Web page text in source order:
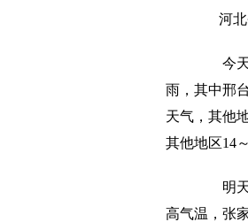
河
今
雨，其中邢
天气，其他
其他地区14
明
高气温，张